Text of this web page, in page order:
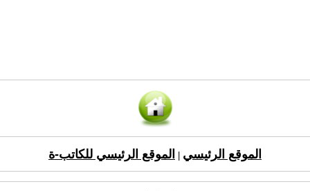
الموقع الرئيسي الموقع الرئيسي للكاتب-ة